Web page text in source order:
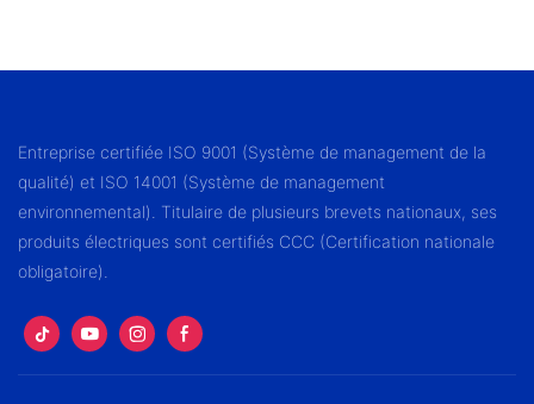
Entreprise certifiée ISO 9001 (Système de management de la
qualité) et ISO 14001 (Système de management
environnemental). Titulaire de plusieurs brevets nationaux, ses
produits électriques sont certifiés CCC (Certification nationale
obligatoire).